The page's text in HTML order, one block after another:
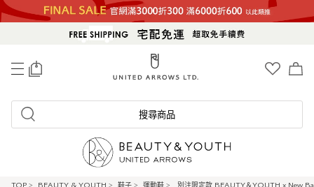
搜尋商品